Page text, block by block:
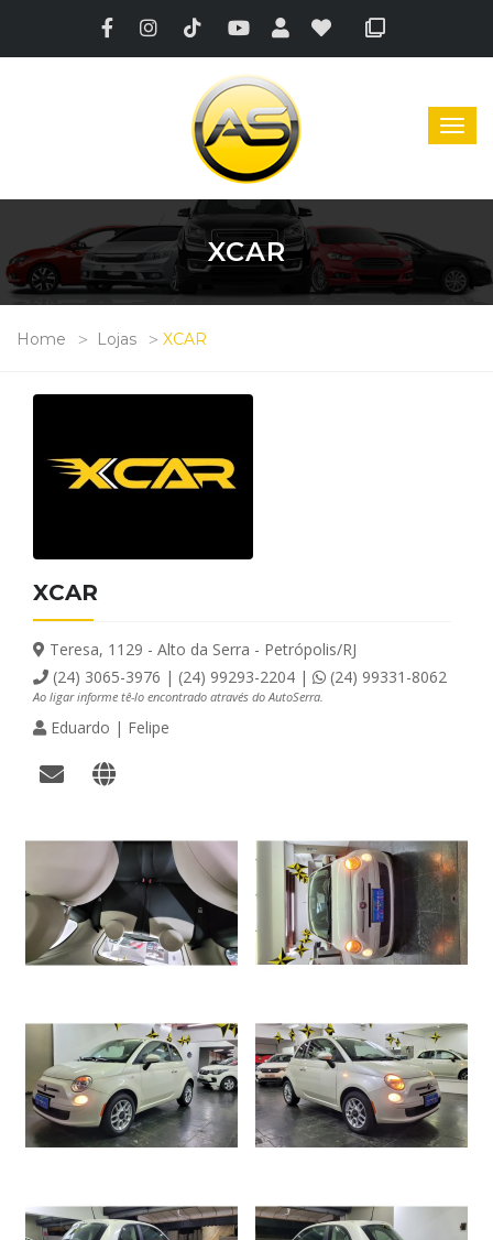
XCAR
Home Lojas XCAR
XCAR
Teresa, 1129 - Alto da Serra - Petrópolis/RJ
(24) 3065-3976 | (24) 99293-2204 |
(24) 99331-8062
Ao ligar informe tê-lo encontrado através do AutoSerra.
Eduardo | Felipe